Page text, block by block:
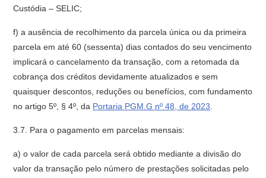
Custódia – SELIC;
f) a ausência de recolhimento da parcela única ou da primeira
parcela em até 60 (sessenta) dias contados do seu vencimento
implicará o cancelamento da transação, com a retomada da
cobrança dos créditos devidamente atualizados e sem
quaisquer descontos, reduções ou benefícios, com fundamento
no artigo 5º, § 4º, da Portaria PGM.G nº 48, de 2023
3.7. Para o pagamento em parcelas mensais:
a) o valor de cada parcela será obtido mediante a divisão do
valor da transação pelo número de prestações solicitadas pelo